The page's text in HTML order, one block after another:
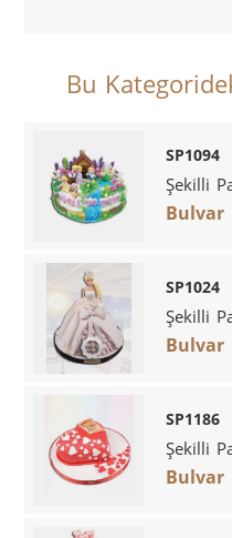
Bu
SP1094
Şekilli
Bulvar
SP1024
Şekilli
Bulvar
SP1186
Şekilli
Bulvar